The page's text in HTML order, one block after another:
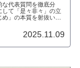
な代表質問を徹底分
て「是々非々」の立
」の本質を射抜いた
2025.11.09